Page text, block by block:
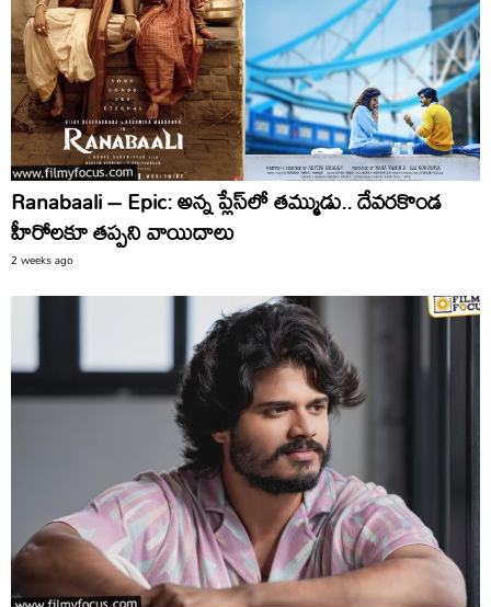
Ranabaali – Epic: అన్న ప్లేస్‌లో తమ్ముడు.. దేవరకొండ
హీరోలకూ తప్పని వాయిదాలు
2 weeks ago